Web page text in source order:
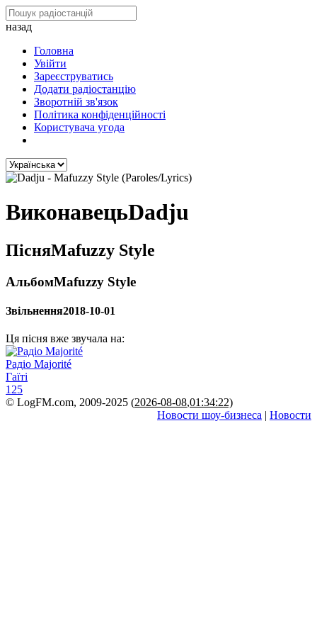
назад
Головна
Увійти
Зареєструватись
Додати радіостанцію
Зворотній зв'язок
Політика конфіденційності
Користувача угода
ВиконавецьDadju
ПісняMafuzzy Style
АльбомMafuzzy Style
Звільнення2018-10-01
Ця пісня вже звучала на:
Радіо Majorité
Гаїті
125
© LogFM.com, 2009-2025 (2026-08-08,01:34:22)
Новости шоу-бизнеса | Новости